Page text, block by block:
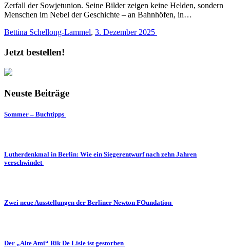
Zerfall der Sowjetunion. Seine Bilder zeigen keine Helden, sondern
Menschen im Nebel der Geschichte – an Bahnhöfen, in…
Bettina Schellong-Lammel, 3. Dezember 2025
Jetzt bestellen!
Neuste Beiträge
Sommer – Buchtipps
Lutherdenkmal in Berlin: Wie ein Siegerentwurf nach zehn Jahren
verschwindet
Zwei neue Ausstellungen der Berliner Newton FOundation
Der „Alte Ami“ Rik De Lisle ist gestorben